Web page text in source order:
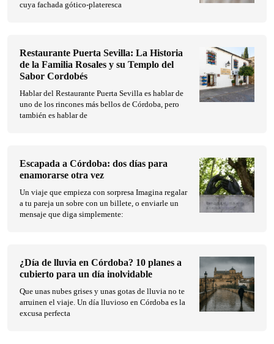
cuya fachada gótico-plateresca
Restaurante Puerta Sevilla: La Historia
de la Familia Rosales y su Templo del
Sabor Cordobés
Hablar del Restaurante Puerta Sevilla es hablar de
uno de los rincones más bellos de Córdoba, pero
también es hablar de
Escapada a Córdoba: dos días para
enamorarse otra vez
Un viaje que empieza con sorpresa Imagina regalar
a tu pareja un sobre con un billete, o enviarle un
mensaje que diga simplemente:
¿Día de lluvia en Córdoba? 10 planes a
cubierto para un día inolvidable
Que unas nubes grises y unas gotas de lluvia no te
arruinen el viaje. Un día lluvioso en Córdoba es la
excusa perfecta